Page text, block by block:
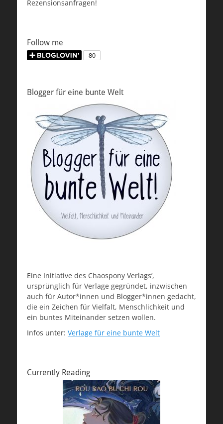
Rezensionsanfragen!
Follow me
Blogger für eine bunte Welt
Eine Initiative des Chaospony Verlags’,
ursprünglich für Verlage gegründet, inzwischen
auch für Autor*innen und Blogger*innen gedacht,
die ein Zeichen für Vielfalt, Menschlichkeit und
ein buntes Miteinander setzen wollen.
Infos unter: Verlage für eine bunte Welt
Currently Reading